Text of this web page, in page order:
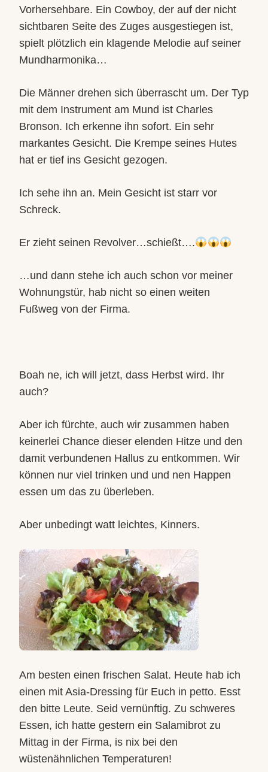
Vorhersehbare. Ein Cowboy, der auf der nicht
sichtbaren Seite des Zuges ausgestiegen ist,
spielt plötzlich ein klagende Melodie auf seiner
Mundharmonika…
Die Männer drehen sich überrascht um. Der Typ
mit dem Instrument am Mund ist Charles
Bronson. Ich erkenne ihn sofort. Ein sehr
markantes Gesicht. Die Krempe seines Hutes
hat er tief ins Gesicht gezogen.
Ich sehe ihn an. Mein Gesicht ist starr vor
Schreck.
Er zieht seinen Revolver…schießt….
…und dann stehe ich auch schon vor meiner
Wohnungstür, hab nicht so einen weiten
Fußweg von der Firma.
Boah ne, ich will jetzt, dass Herbst wird. Ihr
auch?
Aber ich fürchte, auch wir zusammen haben
keinerlei Chance dieser elenden Hitze und den
damit verbundenen Hallus zu entkommen. Wir
können nur viel trinken und und nen Happen
essen um das zu überleben.
Aber unbedingt watt leichtes, Kinners.
Am besten einen frischen Salat. Heute hab ich
einen mit Asia-Dressing für Euch in petto. Esst
den bitte Leute. Seid vernünftig. Zu schweres
Essen, ich hatte gestern ein Salamibrot zu
Mittag in der Firma, is nix bei den
wüstenähnlichen Temperaturen!